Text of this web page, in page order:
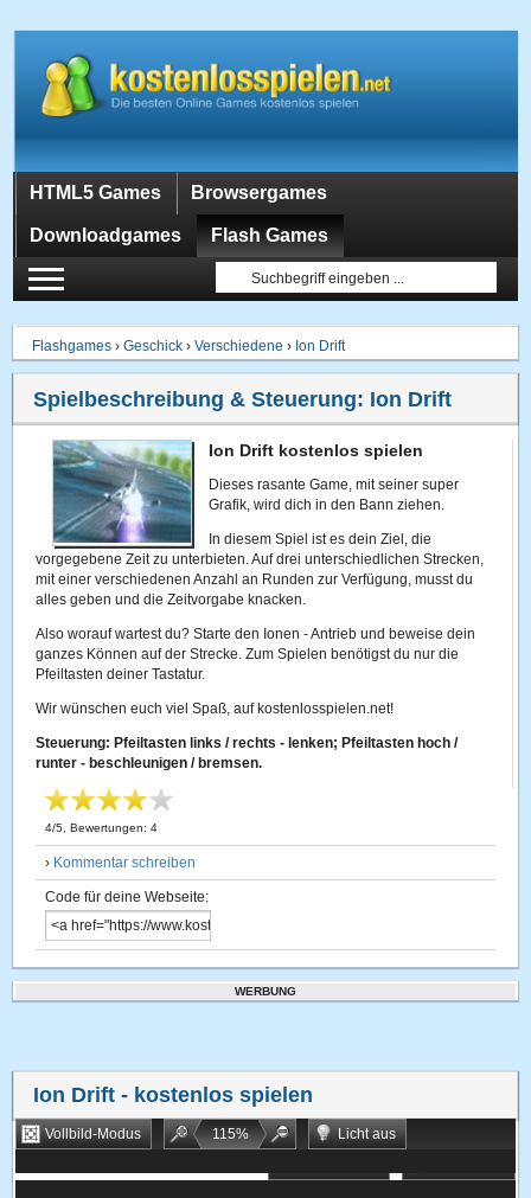
HTML5 Games Browsergames
Downloadgames Flash Games
Flashgames ›Geschick ›Verschiedene › Ion Drift
Spielbeschreibung & Steuerung: Ion Drift
Ion Drift kostenlos spielen
Dieses rasante Game, mit seiner super
Grafik, wird dich in den Bann ziehen.
In diesem Spiel ist es dein Ziel, die
vorgegebene Zeit zu unterbieten. Auf drei unterschiedlichen Strecken,
mit einer verschiedenen Anzahl an Runden zur Verfügung, musst du
alles geben und die Zeitvorgabe knacken.
Also worauf wartest du? Starte den Ionen - Antrieb und beweise dein
ganzes Können auf der Strecke. Zum Spielen benötigst du nur die
Pfeiltasten deiner Tastatur.
Wir wünschen euch viel Spaß, auf kostenlosspielen.net!
Steuerung: Pfeiltasten links / rechts - lenken; Pfeiltasten hoch /
runter - beschleunigen / bremsen.
4/5 , Bewertungen:4
› Kommentar schreiben
Code für deine Webseite:
WERBUNG
Ion Drift - kostenlos spielen
Vollbild-Modus 115%
Licht aus